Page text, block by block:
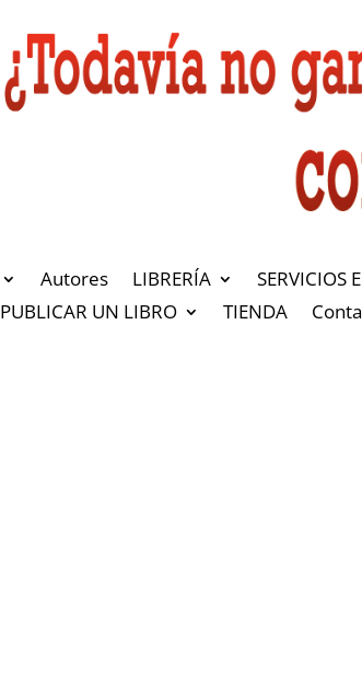
Autores LIBRERÍA SERVICIOS
PUBLICAR UN LIBRO TIENDA